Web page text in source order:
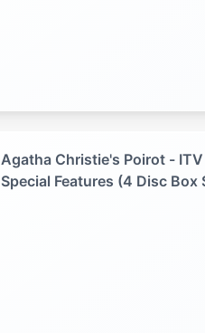
Agatha Christie's Poirot -
Special Features (4 Disc Box